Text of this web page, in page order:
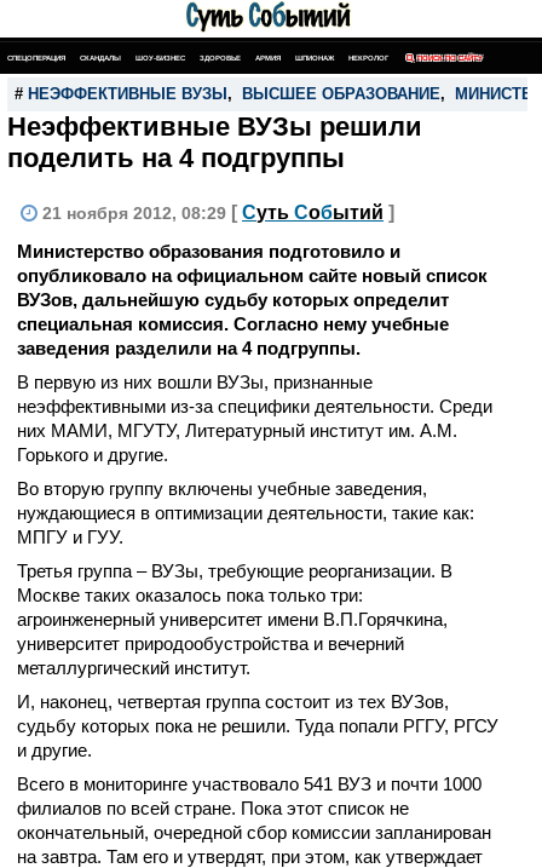
СПЕЦОПЕРАЦИЯ СКАНДАЛЫ ШОУ-БИЗНЕС ЗДОРОВЬЕ АРМИЯ ШПИОНАЖ НЕКРОЛОГ ПОИСК ПО САЙТУ
# НЕЭФФЕКТИВНЫЕ ВУЗЫ , ВЫСШЕЕ ОБРАЗОВАНИЕ,
Неэффективные ВУЗы решили
поделить на 4 подгруппы
21 ноября 2012, 08:29 [ Суть Событий ]
Министерство образования подготовило и
опубликовало на официальном сайте новый список
ВУЗов, дальнейшую судьбу которых определит
специальная комиссия. Согласно нему учебные
заведения разделили на 4 подгруппы.
В первую из них вошли ВУЗы, признанные
неэффективными из-за специфики деятельности. Среди
них МАМИ, МГУТУ, Литературный институт им. А.М.
Горького и другие.
Во вторую группу включены учебные заведения,
нуждающиеся в оптимизации деятельности, такие как:
МПГУ и ГУУ.
Третья группа – ВУЗы, требующие реорганизации. В
Москве таких оказалось пока только три:
агроинженерный университет имени В.П.Горячкина,
университет природообустройства и вечерний
металлургический институт.
И, наконец, четвертая группа состоит из тех ВУЗов,
судьбу которых пока не решили. Туда попали РГГУ, РГСУ
и другие.
Всего в мониторинге участвовало 541 ВУЗ и почти 1000
филиалов по всей стране. Пока этот список не
окончательный, очередной сбор комиссии запланирован
на завтра. Там его и утвердят, при этом, как утверждает